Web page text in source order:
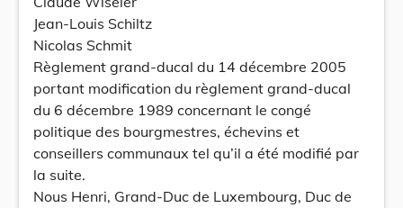
Jean-Louis Schiltz
Nicolas Schmit
Règlement grand-ducal du 14 décembre 2005
portant modification du règlement grand-ducal
du 6 décembre 1989 concernant le congé
politique des bourgmestres, échevins et
conseillers communaux tel qu’il a été modifié par
la suite.
Nous Henri, Grand-Duc de Luxembourg, Duc de